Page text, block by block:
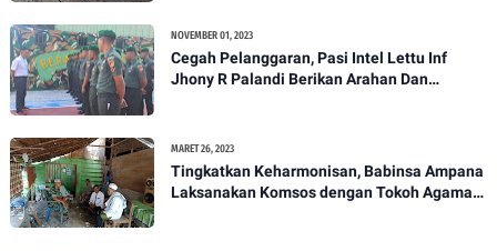
NOVEMBER 01, 2023
Cegah Pelanggaran, Pasi Intel Lettu Inf
Jhony R Palandi Berikan Arahan Dan
MARET 26, 2023
Tingkatkan Keharmonisan, Babinsa Ampana
Laksanakan Komsos dengan Tokoh Agama